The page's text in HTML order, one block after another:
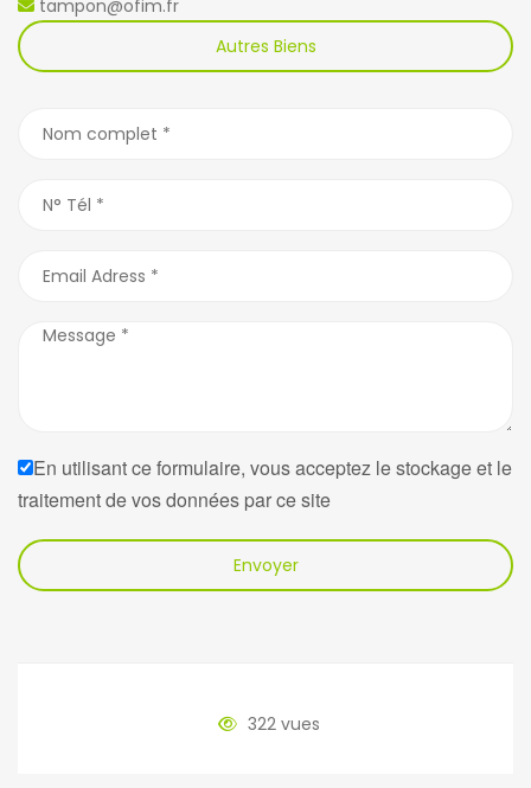
tampon@ofim.fr
Autres Biens
En utilisant ce formulaire, vous acceptez le stockage et le
traitement de vos données par ce site
Envoyer
322 vues